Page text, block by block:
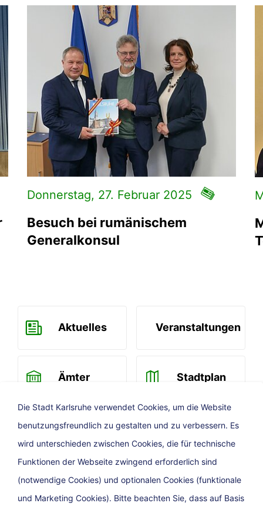
Donnerstag, 27. Februar 2025
Besuch bei rumänischem
Generalkonsul
Aktuelles Veranstaltungen
Ämter Stadtplan
Newsletter
Die Stadt Karlsruhe verwendet Cookies, um die Website
benutzungsfreundlich zu gestalten und zu verbessern. Es
wird unterschieden zwischen Cookies, die für technische
Funktionen der Webseite zwingend erforderlich sind
(notwendige Cookies) und optionalen Cookies (funktionale
und Marketing Cookies). Bitte beachten Sie, dass auf Basis